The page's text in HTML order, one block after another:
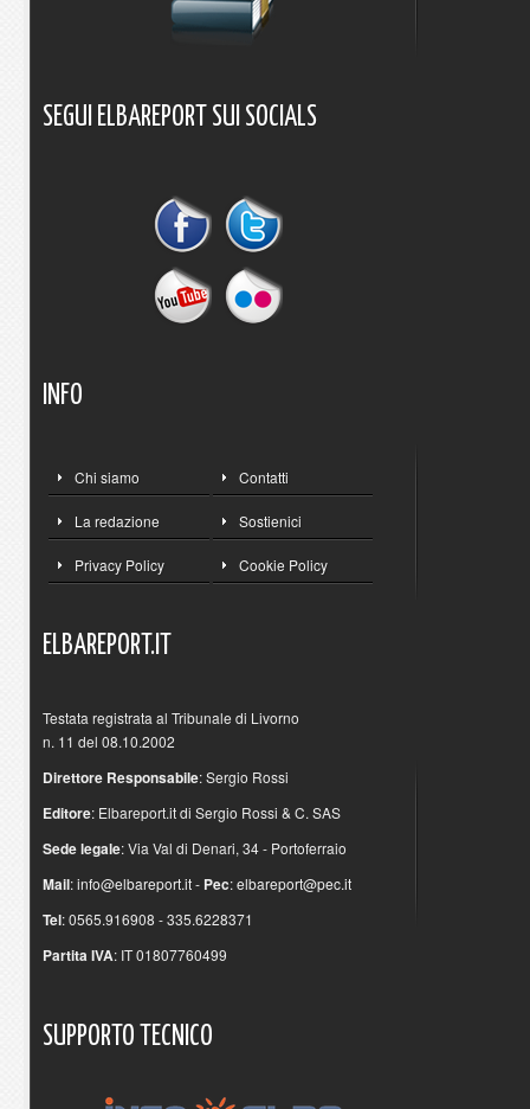
SEGUI ELBAREPORT SUI SOCIALS
INFO
Chi siamo Contatti
La redazione Sostienici
Privacy Policy Cookie Policy
ELBAREPORT.IT
Testata registrata al Tribunale di Livorno
n. 11 del 08.10.2002
Direttore Responsabile: Sergio Rossi
Editore: Elbareport.it di Sergio Rossi & C. SAS
Sede legale: Via Val di Denari, 34 - Portoferraio
Mail:info@elbareport.it- Pec:elbareport@pec.it
Tel: 0565.916908 - 335.6228371
Partita IVA: IT 01807760499
SUPPORTO TECNICO